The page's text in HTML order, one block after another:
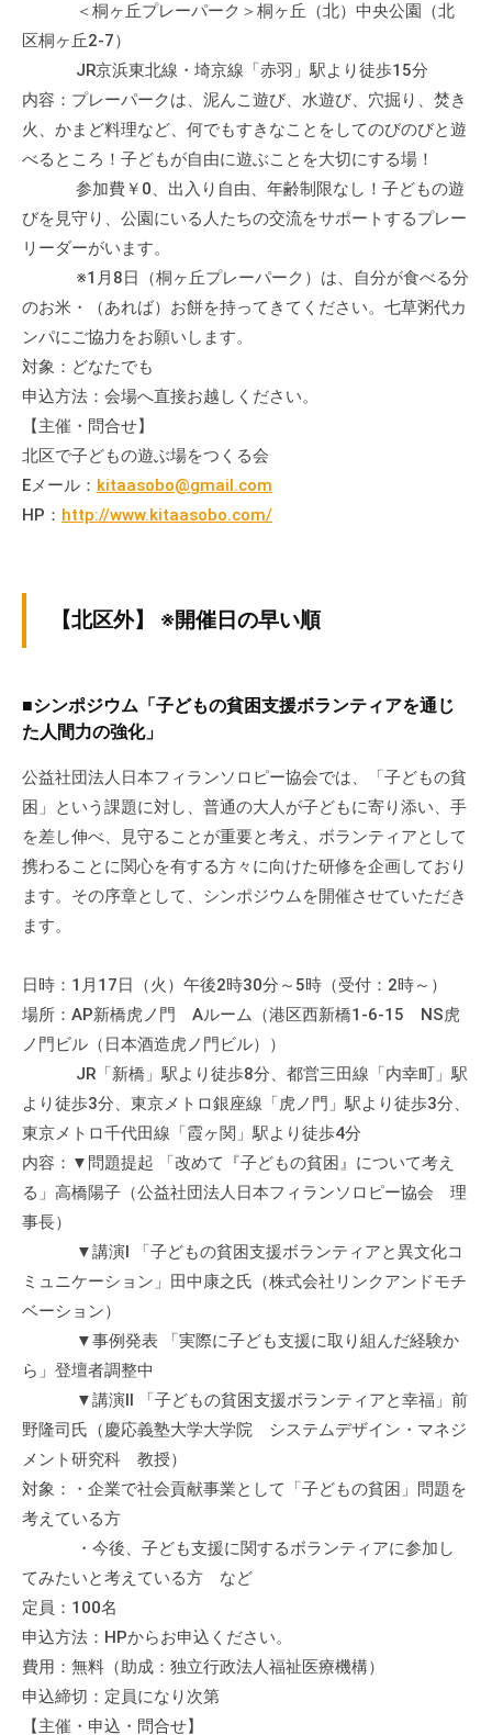
ど
業
を
お
な
っ
い
ま
す
。
場
北
と
す
。
＜桐ヶ丘プレーパーク＞桐ヶ丘（北）中央公園（北
区桐ヶ丘2-7）
JR京浜東北線・埼京線「赤羽」駅より徒歩15分
内容：プレーパークは、泥んこ遊び、水遊び、穴掘り、焚き
火、かまど料理など、何でもすきなことをしてのびのびと遊
べるところ！子どもが自由に遊ぶことを大切にする場！
参加費￥0、出入り自由、年齢制限なし！子どもの遊
びを見守り、公園にいる人たちの交流をサポートするプレー
リーダーがいます。
※1月8日（桐ヶ丘プレーパーク）は、自分が食べる分
のお米・（あれば）お餅を持ってきてください。七草粥代カ
ンパにご協力をお願いします。
対象：どなたでも
申込方法：会場へ直接お越しください。
【主催・問合せ】
北区で子どもの遊ぶ場をつくる会
Eメール： kitaasobo@gmail.com
HP： http://www.kitaasobo.com/
【北区外】 ※開催日の早い順
■シンポジウム「子どもの貧困支援ボランティアを通じ
た人間力の強化」
公益社団法人日本フィランソロピー協会では、「子どもの貧
困」という課題に対し、普通の大人が子どもに寄り添い、手
を差し伸べ、見守ることが重要と考え、ボランティアとして
携わることに関心を有する方々に向けた研修を企画しており
ます。その序章として、シンポジウムを開催させていただき
ます。
日時：1月17日（火）午後2時30分～5時（受付：2時～）
場所：AP新橋虎ノ門 Aルーム（港区西新橋1-6-15 NS虎
ノ門ビル（日本酒造虎ノ門ビル））
JR「新橋」駅より徒歩8分、都営三田線「内幸町」駅
より徒歩3分、東京メトロ銀座線「虎ノ門」駅より徒歩3分、
東京メトロ千代田線「霞ヶ関」駅より徒歩4分
内容：▼問題提起 「改めて『子どもの貧困』について考え
る」高橋陽子（公益社団法人日本フィランソロピー協会 理
事長）
▼講演Ⅰ 「子どもの貧困支援ボランティアと異文化コ
ミュニケーション」田中康之氏（株式会社リンクアンドモチ
ベーション）
▼事例発表 「実際に子ども支援に取り組んだ経験か
ら」登壇者調整中
▼講演Ⅱ 「子どもの貧困支援ボランティアと幸福」前
野隆司氏（慶応義塾大学大学院 システムデザイン・マネジ
メント研究科 教授）
対象：・企業で社会貢献事業として「子どもの貧困」問題を
考えている方
・今後、子ども支援に関するボランティアに参加し
てみたいと考えている方 など
定員：100名
申込方法：HPからお申込ください。
費用：無料（助成：独立行政法人福祉医療機構）
申込締切：定員になり次第
【主催・申込・問合せ】